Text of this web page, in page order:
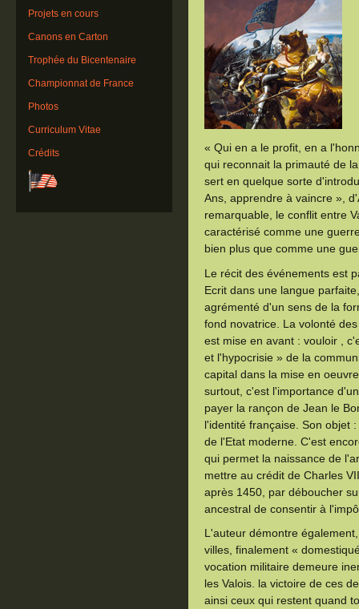
Projets en cours
Canons en Carton
Trophée du Bicentenaire
Championnat de France
Photos
Curriculum Vitae
Crédits
« Qui en a le profit, en a
qui reconnait la primauté de
sert en quelque sorte
Ans, apprendre à vaincre »,
remarquable, le conflit entre
caractérisé comme une
bien plus que comme une
Le récit des événements est
Ecrit dans une langue
agrémenté d'un sens de la
fond novatrice. La volonté
est mise en avant : vouloir ,
et l'hypocrisie » de la
capital dans la mise en
surtout, c'est l'importance
payer la rançon de Jean le
l'identité française. Son objet
de l'Etat moderne. C'est
qui permet la naissance de
mettre au crédit de Charles
après 1450, par déboucher
ancestral de consentir à
L'auteur démontre
villes, finalement «
vocation militaire demeure
les Valois. la victoire de ces
ainsi ceux qui restent quand